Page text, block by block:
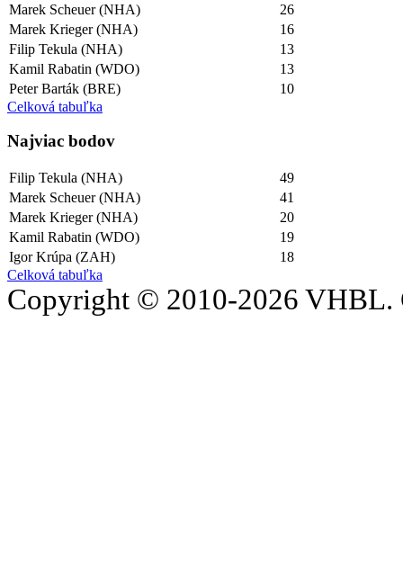
Marek Scheuer (NHA)
26
Marek Krieger (NHA)
16
Filip Tekula (NHA)
13
Kamil Rabatin (WDO)
13
Peter Barták (BRE)
10
Celková tabuľka
Najviac bodov
Filip Tekula (NHA)
49
Marek Scheuer (NHA)
41
Marek Krieger (NHA)
20
Kamil Rabatin (WDO)
19
Igor Krúpa (ZAH)
18
Celková tabuľka
Copyright © 2010-2026 VHBL.